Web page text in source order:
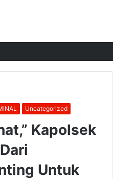
Uncategorized
Kapolsek
Untuk